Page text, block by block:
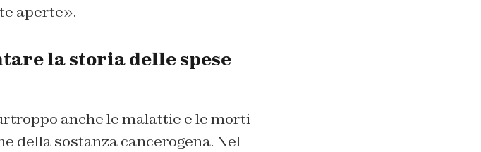
aperte».
la storia delle spese
anche le malattie e le morti
della sostanza cancerogena. Nel